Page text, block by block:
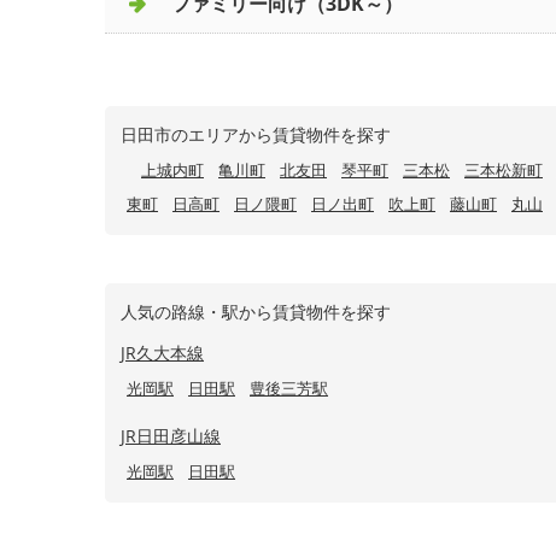
日田市のエリアから賃貸物件を探す
上城内町 亀川町 北友田 琴平町 三本松 三本松新町
東町
日高町 日ノ隈町 日ノ出町 吹上町 藤山町 丸山
人気の路線・駅から賃貸物件を探す
JR久大本線
光岡駅 日田駅 豊後三芳駅
JR日田彦山線
光岡駅 日田駅